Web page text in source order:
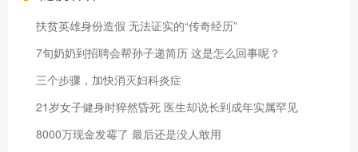
扶贫英雄身份造假 无法证实的“传奇经历”
7旬奶奶到招聘会帮孙子递简历 这是怎么回事呢？
三个步骤，加快消灭妇科炎症
21岁女子健身时猝然昏死 医生却说长到成年实属罕见
8000万现金发霉了 最后还是没人敢用